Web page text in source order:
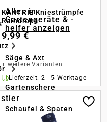
Alles in
Gartengeräte & -
helfer anzeigen
Säge & Axt
Gartenschere
Schaufel & Spaten
KANTRIE Kniestrümpfe
Raindrops
9,99 €
+ weitere Varianten
Lieferzeit: 2 - 5 Werktage